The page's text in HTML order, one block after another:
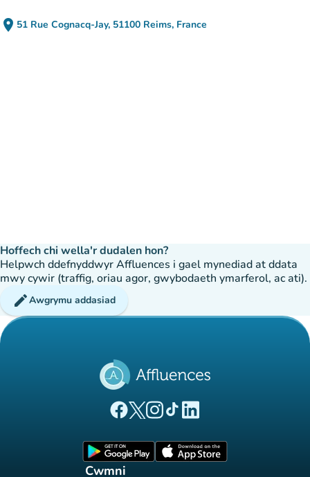
place 51 Rue Cognacq-Jay, 51100 Reims, France
(agor yn Google Maps)
(tab newydd)
Hoffech chi wella'r dudalen hon?
Helpwch ddefnyddwyr Affluences i gael mynediad at ddata
mwy cywir (traffig, oriau agor, gwybodaeth ymarferol, ac ati).
editAwgrymu addasiad
(tab newydd)
(tab newydd)
(tab newydd)
(tab newydd)
(tab newydd)
Cwmni